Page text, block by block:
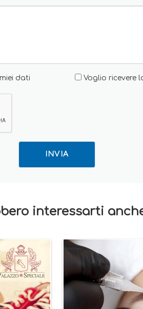
dati Voglio ricevere
INVIA
interessarti